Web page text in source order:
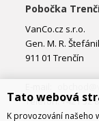
Pobočka
VanCo.cz s.r.o.
Gen. M. R.
911 01 Trenčín
Telefon: +421 32
Tato webová
K provozování našeho